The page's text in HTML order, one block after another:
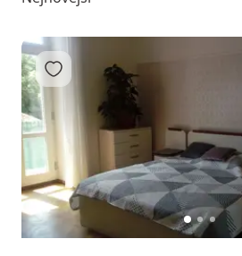
12 3
Přidat do oblíbených